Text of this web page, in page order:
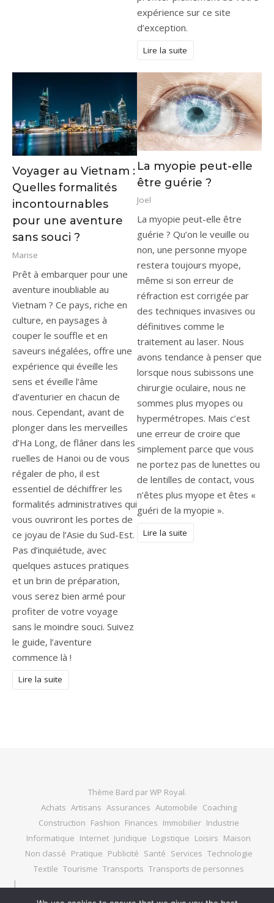
expérience sur ce site
d’exception.
Lire la suite
Voyager au Vietnam :
Quelles formalités
incontournables
pour une aventure
sans souci ?
Marise
Prêt à embarquer pour une
aventure inoubliable au
Vietnam ? Ce pays, riche en
culture, en paysages à
couper le souffle et en
saveurs inégalées, offre une
expérience qui éveille les
sens et éveille l’âme
d’aventurier en chacun de
nous. Cependant, avant de
plonger dans les merveilles
d’Ha Long, de flâner dans les
ruelles de Hanoi ou de vous
régaler de pho, il est
essentiel de déchiffrer les
formalités administratives qui
vous ouvriront les portes de
ce joyau de l’Asie du Sud-Est.
Pas d’inquiétude, avec
quelques astuces pratiques
et un brin de préparation,
vous serez bien armé pour
profiter de votre voyage
sans le moindre souci. Suivez
le guide, l’aventure
commence là !
Lire la suite
La myopie peut-elle
être guérie ?
Joel
La myopie peut-elle être
guérie ? Qu’on le veuille ou
non, une personne myope
restera toujours myope,
même si son erreur de
réfraction est corrigée par
des techniques invasives ou
définitives comme le
traitement au laser. Nous
avons tendance à penser que
lorsque nous subissons une
chirurgie oculaire, nous ne
sommes plus myopes ou
hypermétropes. Mais c’est
une erreur de croire que
simplement parce que vous
ne portez pas de lunettes ou
de lentilles de contact, vous
n’êtes plus myope et êtes «
guéri de la myopie ».
Lire la suite
Thème Bard parWP Royal.
Achats Artisans Assurances Automobile Coaching
Construction Fashion Finances Immobilier Industrie
Informatique Internet Juridique Logistique Loisirs Maison
Non classé Pratique Publicité Santé Services Technologie
Textile Tourisme Transports Transports de personnes